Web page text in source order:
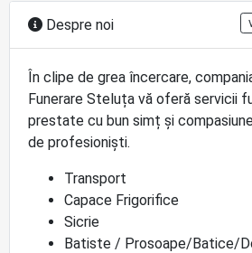
Despre noi
În clipe de grea încercare,
Funerare Steluța vă oferă servicii
prestate cu bun simț și
de profesioniști.
Transport
Capace Frigorifice
Sicrie
Batiste / Prosoape/Batice/